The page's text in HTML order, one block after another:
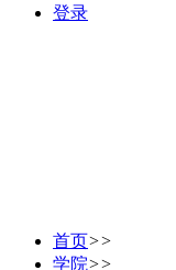
登录
首页>>
学院>>